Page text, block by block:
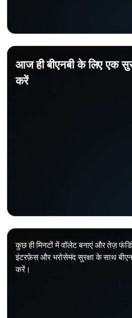
आज ही बीएनबी के लिए एक
करें
कुछ ही मिनटों में वॉलेट बनाएं और तेज़
इंटरफ़ेस और भरोसेमंद सुरक्षा के साथ
करें।